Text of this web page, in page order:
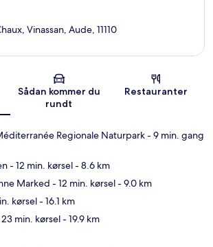
Kort
Vinassan, Aude, 11110
Sådan kommer du
rundt
Restauranter
Regionale Naturpark- 9 min. gang
- 12 min. kørsel- 8.6 km
Marked - 12 min. kørsel- 9.0 km
kørsel- 16.1 km
min. kørsel- 19.9 km